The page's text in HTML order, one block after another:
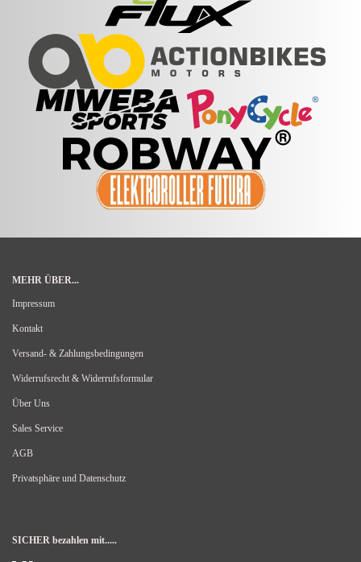
MEHR ÜBER...
Impressum
Kontakt
Versand- & Zahlungsbedingungen
Widerrufsrecht & Widerrufsformular
Über Uns
Sales Service
AGB
Privatsphäre und Datenschutz
SICHER bezahlen mit.....